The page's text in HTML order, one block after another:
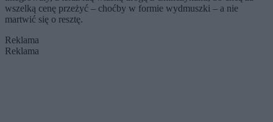
wszelką cenę przeżyć – choćby w formie wydmuszki – a nie
martwić się o resztę.
Reklama
Reklama